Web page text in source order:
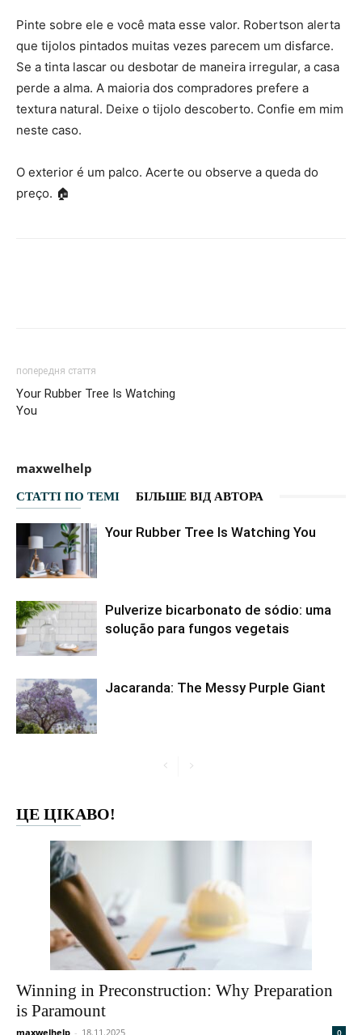
Pinte sobre ele e você mata esse valor. Robertson alerta
que tijolos pintados muitas vezes parecem um disfarce.
Se a tinta lascar ou desbotar de maneira irregular, a casa
perde a alma. A maioria dos compradores prefere a
textura natural. Deixe o tijolo descoberto. Confie em mim
neste caso.
O exterior é um palco. Acerte ou observe a queda do
preço. 🏠
попередня стаття
Your Rubber Tree Is Watching
You
maxwelhelp
СТАТТІ ПО ТЕМІ БІЛЬШЕ ВІД АВТОРА
Your Rubber Tree Is Watching You
Pulverize bicarbonato de sódio: uma
solução para fungos vegetais
Jacaranda: The Messy Purple Giant
ЦЕ ЦІКАВО!
Winning in Preconstruction: Why Preparation
is Paramount
maxwelhelp - 18.11.2025 0